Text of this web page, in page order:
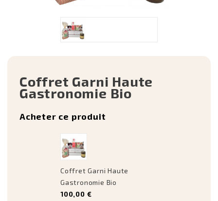
Coffret Garni Haute
Gastronomie Bio
Acheter ce produit
Coffret Garni Haute
Gastronomie Bio
100,00 €